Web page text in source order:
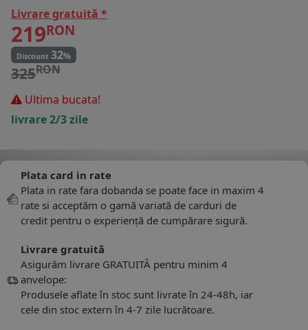
Livrare gratuită *
219RON
Discount 32%
325RON
Ultima bucata!
livrare 2/3 zile
Plata card in rate
Plata in rate fara dobanda se poate face in maxim 4
rate si acceptăm o gamă variată de carduri de
credit pentru o experiență de cumpărare sigură.
Livrare gratuită
Asigurăm livrare GRATUITĂ pentru minim 4
anvelope:
Produsele aflate în stoc sunt livrate în 24-48h, iar
cele din stoc extern în 4-7 zile lucrătoare.